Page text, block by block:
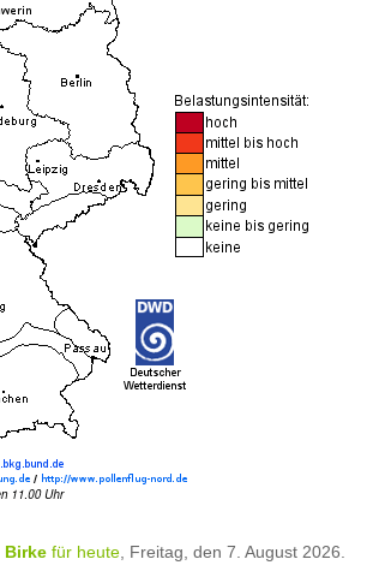
Birke für heute , Freitag, den 7. August 2026.